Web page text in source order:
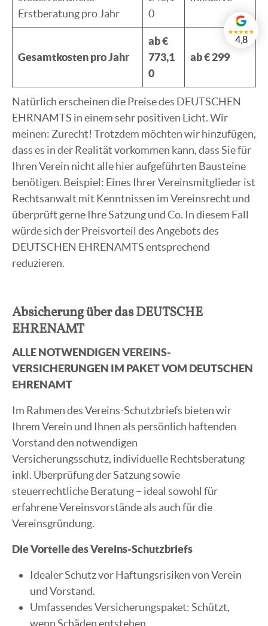
Erstberatung pro Jahr
0
Gesamtkosten pro Jahr
ab €
773,1
0
ab € 299
Natürlich erscheinen die Preise des DEUTSCHEN
EHRNAMTS in einem sehr positiven Licht. Wir
meinen: Zurecht! Trotzdem möchten wir hinzufügen,
dass es in der Realität vorkommen kann, dass Sie für
Ihren Verein nicht alle hier aufgeführten Bausteine
benötigen. Beispiel: Eines Ihrer Vereinsmitglieder ist
Rechtsanwalt mit Kenntnissen im Vereinsrecht und
überprüft gerne Ihre Satzung und Co. In diesem Fall
würde sich der Preisvorteil des Angebots des
DEUTSCHEN EHRENAMTS entsprechend
reduzieren.
Absicherung über das DEUTSCHE
EHRENAMT
ALLE NOTWENDIGEN VEREINS-
VERSICHERUNGEN IM PAKET VOM DEUTSCHEN
EHRENAMT
Im Rahmen des Vereins-Schutzbriefs bieten wir
Ihrem Verein und Ihnen als persönlich haftenden
Vorstand den notwendigen
Versicherungsschutz, individuelle Rechtsberatung
inkl. Überprüfung der Satzung sowie
steuerrechtliche Beratung – ideal sowohl für
erfahrene Vereinsvorstände als auch für die
Vereinsgründung.
Die Vorteile des Vereins-Schutzbriefs
Idealer Schutz vor Haftungsrisiken von Verein
und Vorstand.
Umfassendes Versicherungspaket: Schützt,
wenn Schäden entstehen.
4,8